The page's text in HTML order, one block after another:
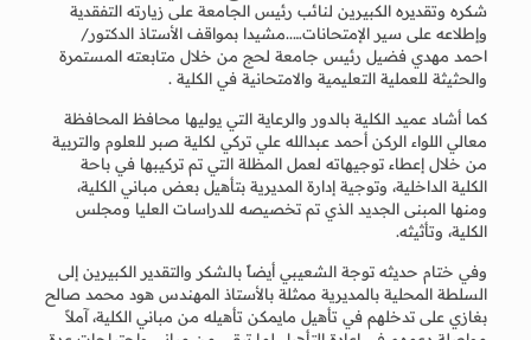
شكره وتقديره الكبيرين لنائب رئيس الجامعة على زيارته التفقدية
وإطلاعه على سير الإمتحانات…..مشيدا بمواقف الأستاذ الدكتور/
احمد مهدي فضيل رئيس جامعة لحج من خلال متابعته المستمرة
والحثيثة للعملية التعليمية والامتحانية في الكلية .
كما أشاد عميد الكلية بالدور والرعاية التي يوليها محافظ المحافظة
معالي اللواء الركن أحمد عبدالله علي تركي لكلية صبر للعلوم والتربية
من خلال إعطاء توجيهاته لعمل المظلة التي تم تركيبها في باحة
الكلية الداخلية، وتوجية إدارة المديرية بتأهيل بعض مباني الكلية،
ومنها المبنى الجديد الذي تم تخصيصه للدراسات العليا ومجلس
الكلية، وتأثيثه.
وفي ختام حديثه توجة الشعيبي أيضاً بالشكر والتقدير الكبيرين إلى
السلطة المحلية بالمديرية ممثلة بالأستاذ المهندس هود محمد صالح
بغازي على تدخلهم في تأهيل مايمكن تأهيله من مباني الكلية، آملاً